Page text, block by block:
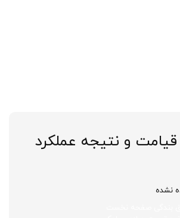
و نتیجه عملکرد
نشده